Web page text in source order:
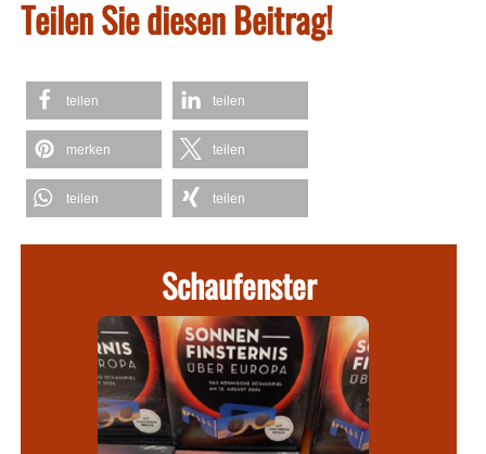
Teilen Sie diesen Beitrag!
teilen teilen
merken teilen
teilen teilen
Schaufenster